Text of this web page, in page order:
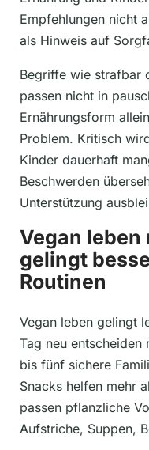
Empfehlungen nicht
als Hinweis auf
Begriffe wie strafbar
passen nicht in
Ernährungsform
Problem. Kritisch
Kinder dauerhaft
Beschwerden
Unterstützung
Vegan leben
gelingt
Routinen
Vegan leben gelingt
Tag neu entscheiden
bis fünf sichere
Snacks helfen mehr
passen pflanzliche
Aufstriche, Suppen,